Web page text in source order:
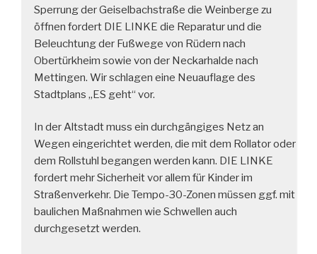
Sperrung der Geiselbachstraße die Weinberge zu
öffnen fordert DIE LINKE die Reparatur und die
Beleuchtung der Fußwege von Rüdern nach
Obertürkheim sowie von der Neckarhalde nach
Mettingen. Wir schlagen eine Neuauflage des
Stadtplans „ES geht“ vor.
In der Altstadt muss ein durchgängiges Netz an
Wegen eingerichtet werden, die mit dem Rollator oder
dem Rollstuhl begangen werden kann. DIE LINKE
fordert mehr Sicherheit vor allem für Kinder im
Straßenverkehr. Die Tempo-30-Zonen müssen ggf. mit
baulichen Maßnahmen wie Schwellen auch
durchgesetzt werden.